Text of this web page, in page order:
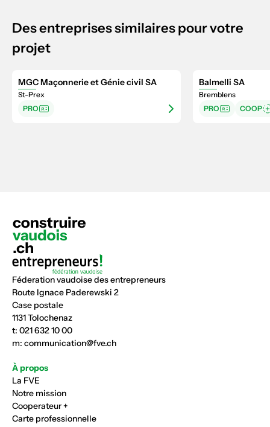
Des entreprises similaires pour votre
projet
MGC Maçonnerie et Génie civil SA
St-Prex
PRO
Balmelli SA
Bremblens
PRO
COOP
Féderation vaudoise des entrepreneurs
Route Ignace Paderewski 2
Case postale
1131 Tolochenaz
t: 021 632 10 00
m: communication@fve.ch
À propos
La FVE
Notre mission
Cooperateur +
Carte professionnelle